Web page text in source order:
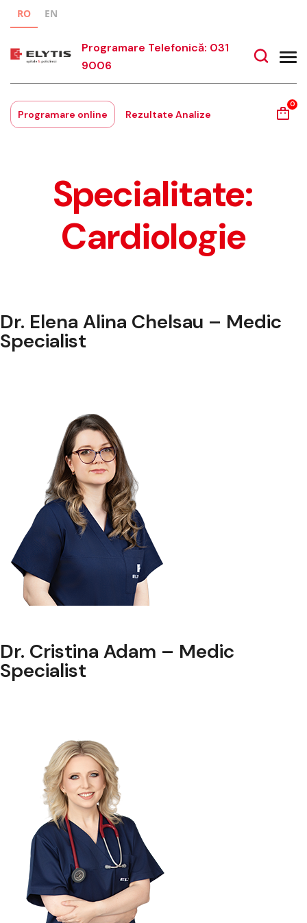
RO EN
Programare Telefonică: 031
9006
Programare online Rezultate Analize
0
Specialitate:
Cardiologie
Dr. Elena Alina Chelsau – Medic
Specialist
Dr. Cristina Adam – Medic
Specialist